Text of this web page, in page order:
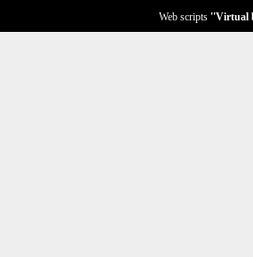
Web scripts ''Virtual